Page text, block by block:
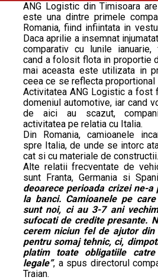
ANG Logistic din Timisoara
este una dintre primele
Romania, fiind infiintata in
Daca aprilie a insemnat
comparativ cu lunile
cand a folosit flota in proportie
mai aceasta este utilizata in
ceea ce se reflecta
Activitatea ANG Logistic a fost
domeniul automotive, iar cand
de aici au scazut,
activitatea pe relatia cu Italia.
Din Romania, camioanele
spre Italia, de unde se intorc
cat si cu materiale de constructii.
Alte relatii frecventate de
sunt Franta, Germania si
deoarece perioada crizei ne-
la banci. Camioanele pe
sunt noi, ci au 3-7 ani
sufocati de credite presante.
cerem niciun fel de ajutor din
pentru somaj tehnic, ci,
platim toate obligatiile
legale”, a spus directorul
Traian.